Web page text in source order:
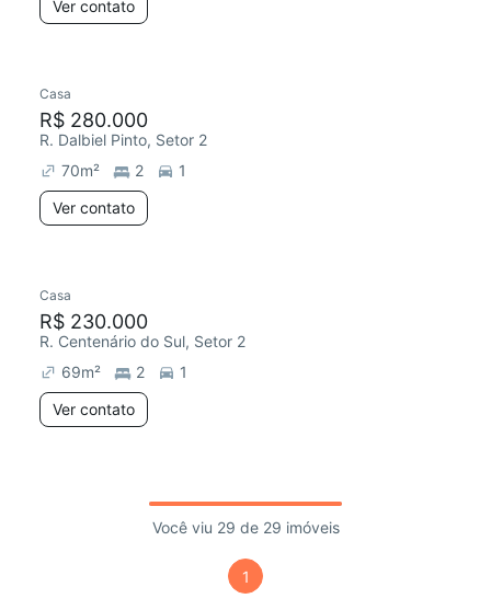
Ver contato
Casa
R$ 280.000
R. Dalbiel Pinto, Setor 2
70m² 2
1
Ver contato
Casa
R$ 230.000
R. Centenário do Sul, Setor 2
69m² 2
1
Ver contato
Você viu 29 de 29 imóveis
1